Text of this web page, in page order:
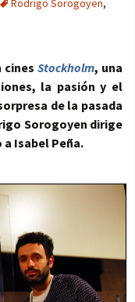
Rodrigo Sorogoyen,
cines Stockholm, una
la pasión y el
de la pasada
Sorogoyen dirige
Isabel Peña.